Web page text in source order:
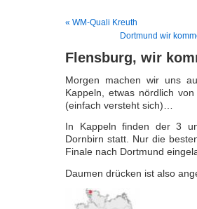
« WM-Quali Kreuth
Dortmund wir
Flensburg, wir
Morgen machen wir uns
Kappeln, etwas nördlich
(einfach versteht sich)…
In Kappeln finden der 3
Dornbirn statt. Nur die
Finale nach Dortmund
Daumen drücken ist also